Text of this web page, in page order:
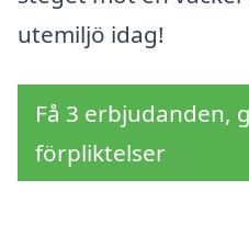
utemiljö idag!
Få 3 erbjudanden,
förpliktelser